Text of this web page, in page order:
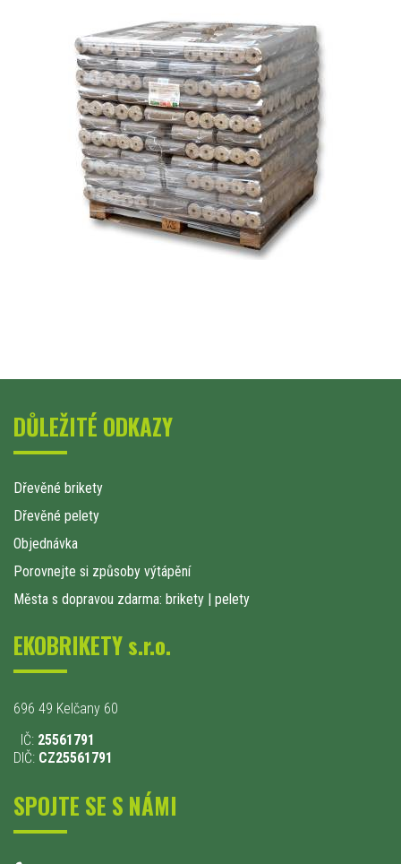
DŮLEŽITÉ ODKAZY
Dřevěné brikety
Dřevěné pelety
Objednávka
Porovnejte si způsoby výtápění
Města s dopravou zdarma: brikety | pelety
EKOBRIKETY s.r.o.
696 49 Kelčany 60
IČ: 25561791
DIČ: CZ25561791
SPOJTE SE S NÁMI